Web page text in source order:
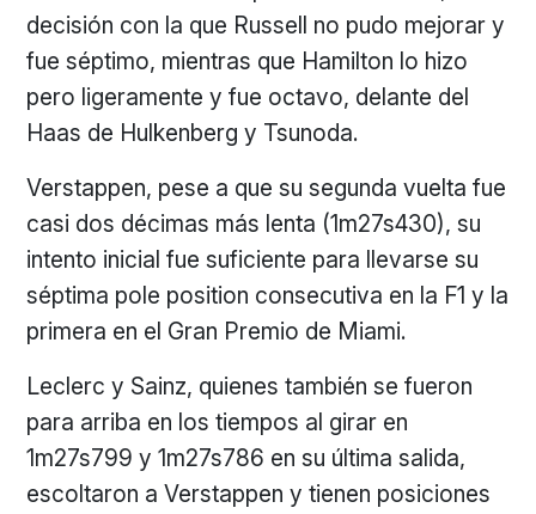
decisión con la que Russell no pudo mejorar y
fue séptimo, mientras que Hamilton lo hizo
pero ligeramente y fue octavo, delante del
Haas de Hulkenberg y Tsunoda.
Verstappen, pese a que su segunda vuelta fue
casi dos décimas más lenta (1m27s430), su
intento inicial fue suficiente para llevarse su
séptima pole position consecutiva en la F1 y la
primera en el Gran Premio de Miami.
Leclerc y Sainz, quienes también se fueron
para arriba en los tiempos al girar en
1m27s799 y 1m27s786 en su última salida,
escoltaron a Verstappen y tienen posiciones